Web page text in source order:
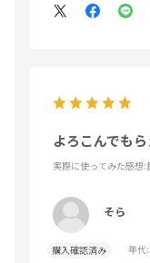
よろこんでも
実際に使ってみた感想:
そら
購入確認済み 年代: